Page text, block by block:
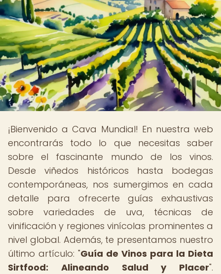
¡Bienvenido a Cava Mundial! En nuestra web
encontrarás todo lo que necesitas saber
sobre el fascinante mundo de los vinos.
Desde viñedos históricos hasta bodegas
contemporáneas, nos sumergimos en cada
detalle para ofrecerte guías exhaustivas
sobre variedades de uva, técnicas de
vinificación y regiones vinícolas prominentes a
nivel global. Además, te presentamos nuestro
último artículo: "Guía de Vinos para la Dieta
Sirtfood: Alineando Salud y Placer".